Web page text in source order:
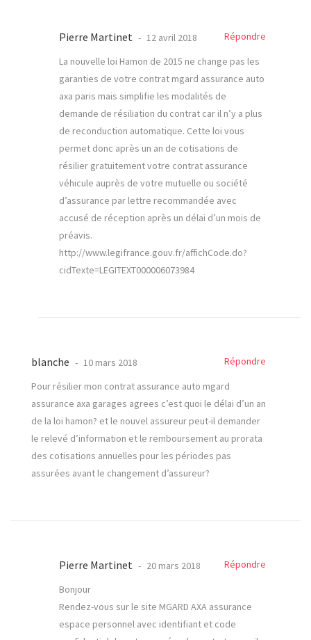
Pierre Martinet 12 avril 2018
Répondre
La nouvelle loi Hamon de 2015 ne change pas les
garanties de votre contrat mgard assurance auto
axa paris mais simplifie les modalités de
demande de résiliation du contrat car il n’y a plus
de reconduction automatique. Cette loi vous
permet donc après un an de cotisations de
résilier gratuitement votre contrat assurance
véhicule auprès de votre mutuelle ou société
d’assurance par lettre recommandée avec
accusé de réception après un délai d’un mois de
préavis.
http://www.legifrance.gouv.fr/affichCode.do?
cidTexte=LEGITEXT000006073984
blanche 10 mars 2018
Répondre
Pour résilier mon contrat assurance auto mgard
assurance axa garages agrees c’est quoi le délai d’un an
de la loi hamon? et le nouvel assureur peut-il demander
le relevé d’information et le remboursement au prorata
des cotisations annuelles pour les périodes pas
assurées avant le changement d’assureur?
Pierre Martinet 20 mars 2018
Répondre
Bonjour
Rendez-vous sur le site MGARD AXA assurance
espace personnel avec identifiant et code